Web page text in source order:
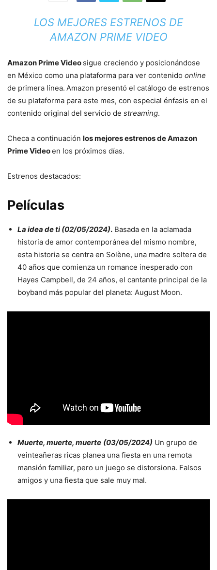
LOS MEJORES ESTRENOS DE
AMAZON PRIME VIDEO
Amazon Prime Video sigue creciendo y posicionándose
en México como una plataforma para ver contenido online
de primera línea. Amazon presentó el catálogo de estrenos
de su plataforma para este mes, con especial énfasis en el
contenido original del servicio de streaming.
Checa a continuación los mejores estrenos de Amazon
Prime Videoen los próximos días.
Estrenos destacados:
Películas
La idea de ti(02/05/2024). Basada en la aclamada
historia de amor contemporánea del mismo nombre,
esta historia se centra en Solène, una madre soltera de
40 años que comienza un romance inesperado con
Hayes Campbell, de 24 años, el cantante principal de la
boyband más popular del planeta: August Moon.
Muerte, muerte, muerte (03/05/2024) Un grupo de
veinteañeras ricas planea una fiesta en una remota
mansión familiar, pero un juego se distorsiona. Falsos
amigos y una fiesta que sale muy mal.